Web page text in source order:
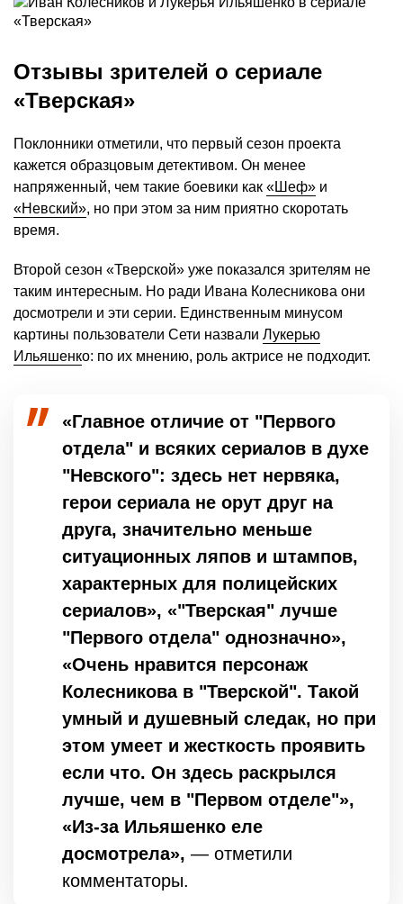
Отзывы зрителей о сериале
«Тверская»
Поклонники отметили, что первый сезон проекта
кажется образцовым детективом. Он менее
напряженный, чем такие боевики как «Шеф» и
«Невский», но при этом за ним приятно скоротать
время.
Второй сезон «Тверской» уже показался зрителям не
таким интересным. Но ради Ивана Колесникова они
досмотрели и эти серии. Единственным минусом
картины пользователи Сети назвали Лукерью
Ильяшенко: по их мнению, роль актрисе не подходит.
«Главное отличие от "Первого
отдела" и всяких сериалов в духе
"Невского": здесь нет нервяка,
герои сериала не орут друг на
друга, значительно меньше
ситуационных ляпов и штампов,
характерных для полицейских
сериалов», «"Тверская" лучше
"Первого отдела" однозначно»,
«Очень нравится персонаж
Колесникова в "Тверской". Такой
умный и душевный следак, но при
этом умеет и жесткость проявить
если что. Он здесь раскрылся
лучше, чем в "Первом отделе"»,
«Из-за Ильяшенко еле
досмотрела», — отметили
комментаторы.